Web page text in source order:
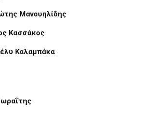
Μανουηλίδης
Κασσάκος
Καλαμπάκα